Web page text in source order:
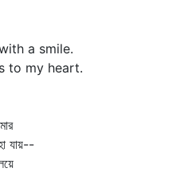
a smile.
to my heart.